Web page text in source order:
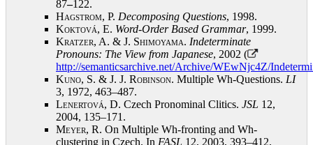
87–122.
Hagstrom, P. Decomposing Questions, 1998.
Koktová, E. Word-Order Based Grammar, 1999.
Kratzer, A. & J. Shimoyama. Indeterminate
Pronouns: The View from Japanese, 2002 (
http://semanticsarchive.net/Archive/WEwNjc4Z/
Kuno, S. & J. J. Robinson. Multiple Wh-Questions. LI
3, 1972, 463–487.
Lenertová, D. Czech Pronominal Clitics. JSL 12,
2004, 135–171 .
Meyer, R. On Multiple Wh-fronting and Wh-
clustering in Czech. In FASL 12, 2003, 393–412.